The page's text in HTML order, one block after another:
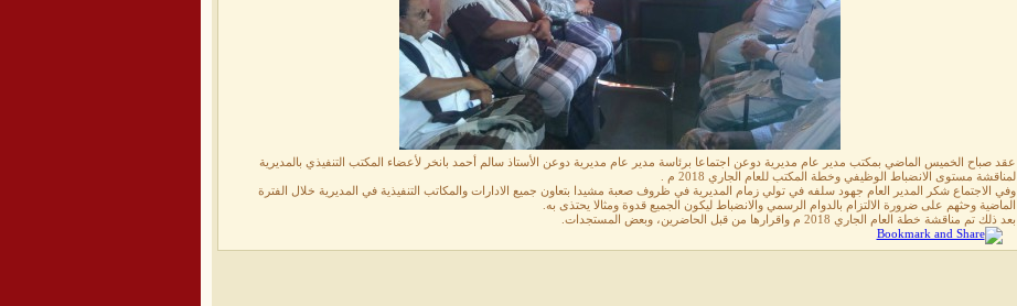
عقد صباح الخميس الماضي بمكتب مدير عام مديرية دوعن اجتماعا برئاسة مدير عام مديرية دوعن الأستاذ سالم أحمد بانخر لأعضاء المكتب التنفيذي بالمديرية
لمناقشة مستوى الانضباط الوظيفي وخطة المكتب للعام الجاري 2018 م .
وفي الاجتماع شكر المدير العام جهود سلفه في تولي زمام المديرية في ظروف صعبة مشيدا بتعاون جميع الادارات والمكاتب التنفيذية في المديرية خلال الفترة
الماضية وحثهم على ضرورة الالتزام بالدوام الرسمي والانضباط ليكون الجميع قدوة ومثالا يحتذى به.
بعد ذلك تم مناقشة خطة العام الجاري 2018 م واقرارها من قبل الحاضرين، وبعض المستجدات.